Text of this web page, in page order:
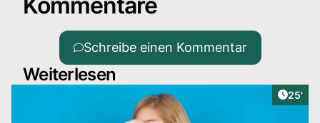
Schreibe einen Kommentar
Weiterlesen
25'